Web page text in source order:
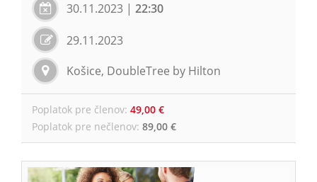
30.11.2023 | 22:30
29.11.2023
Košice, DoubleTree by Hilton
Poplatok pre členov: 49,00 €
Poplatok pre nečlenov: 89,00 €